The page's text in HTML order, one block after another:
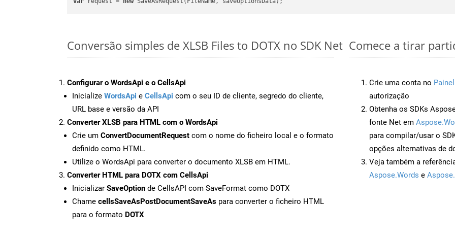
Conversão simples de XLSB Files to DOTX no SDK Net
Configurar o WordsApi e o CellsApi
Inicialize WordsApi e CellsApi com o seu ID de cliente, segredo do cliente,
URL base e versão da API
Converter XLSB para HTML com o WordsApi
Crie um ConvertDocumentRequest com o nome do ficheiro local e o formato
definido como HTML.
Utilize o WordsApi para converter o documento XLSB em HTML.
Converter HTML para DOTX com CellsApi
Inicializar SaveOption de CellsAPI com SaveFormat como DOTX
Chame cellsSaveAsPostDocumentSaveAs para converter o ficheiro HTML
para o formato DOTX
Comece a tirar
Crie uma conta no Painel
autorização
Obtenha os SDKs
fonte Net em
para compilar/usar o
opções alternativas de
Veja também a
Aspose.Words e